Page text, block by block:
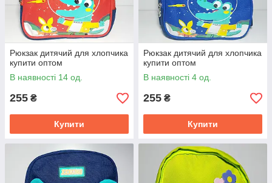
Рюкзак дитячий для хлопчика
купити оптом
В наявності 14 од.
255 ₴
Купити
Рюкзак дитячий для хлопчика
купити оптом
В наявності 4 од.
255 ₴
Купити